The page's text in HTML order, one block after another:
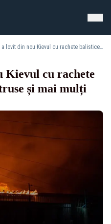
Rusia a lovit din nou Kievul cu rachete balistice: clădiri distruse și mai mulți răniți
Kievul cu rachete
și mai mulți